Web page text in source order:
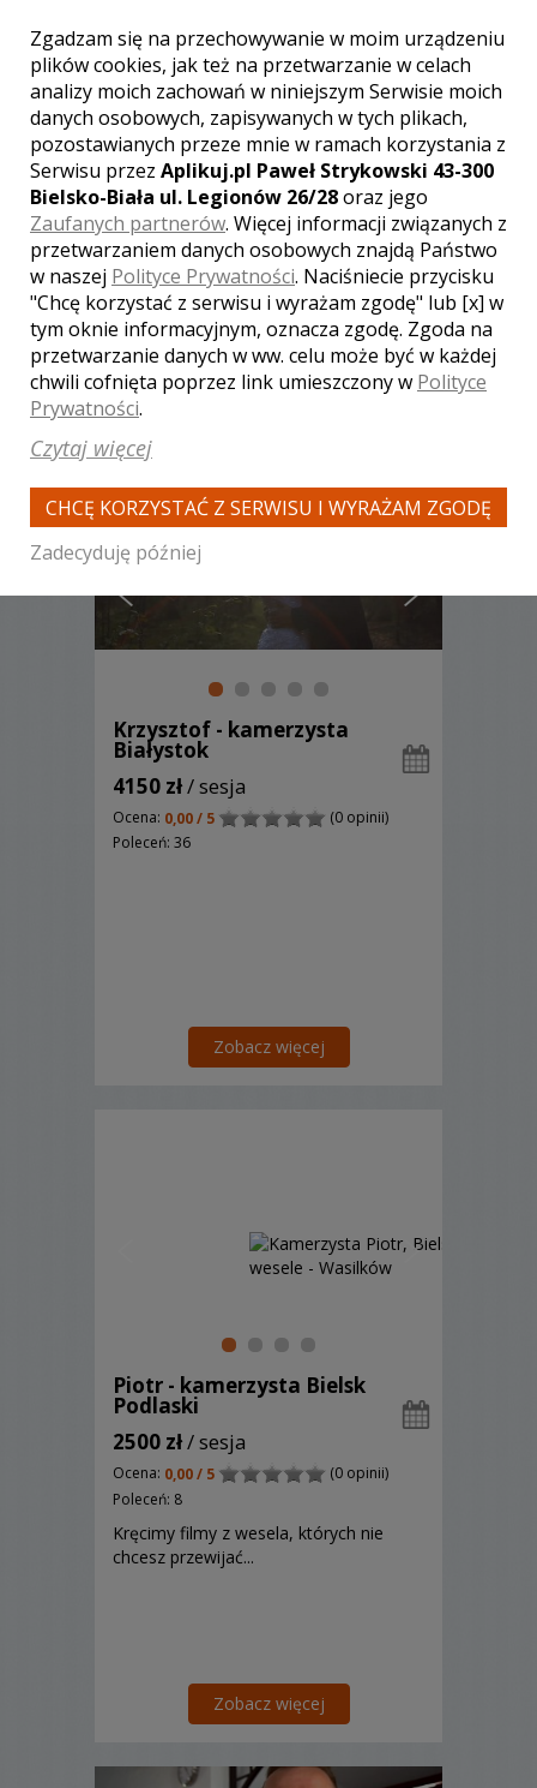
Zbigniew - kamerzysta
Grajewo
3450 zł/ sesja
Ocena: 0,00 / 5
(0 opinii)
Poleceń: 7
Profesjonalne wideofilmowanie i
fotoreportaż z uroczystości ślubnych,
komunii, studniówek.
Zobacz więcej
Krzysztof - kamerzysta
Białystok
4150 zł/ sesja
Ocena: 0,00 / 5
(0 opinii)
Poleceń: 36
Zobacz więcej
Piotr - kamerzysta Bielsk
Podlaski
2500 zł/ sesja
Ocena: 0,00 / 5
(0 opinii)
Poleceń: 8
Kręcimy filmy z wesela, których nie
chcesz przewijać...
Zobacz więcej
Zgadzam się na przechowywanie w moim urządzeniu
plików cookies, jak też na przetwarzanie w celach
analizy moich zachowań w niniejszym Serwisie moich
danych osobowych, zapisywanych w tych plikach,
pozostawianych przeze mnie w ramach korzystania z
Serwisu przez Aplikuj.pl Paweł Strykowski 43-300
Bielsko-Biała ul. Legionów 26/28oraz jego
Zaufanych partnerów. Więcej informacji związanych z
przetwarzaniem danych osobowych znajdą Państwo
w naszej Polityce Prywatności. Naciśniecie przycisku
"Chcę korzystać z serwisu i wyrażam zgodę" lub [x] w
tym oknie informacyjnym, oznacza zgodę. Zgoda na
przetwarzanie danych w ww. celu może być w każdej
chwili cofnięta poprzez link umieszczony w Polityce
Prywatności.
Czytaj więcej
CHCĘ KORZYSTAĆ Z SERWISU I WYRAŻAM ZGODĘ
Zadecyduję później